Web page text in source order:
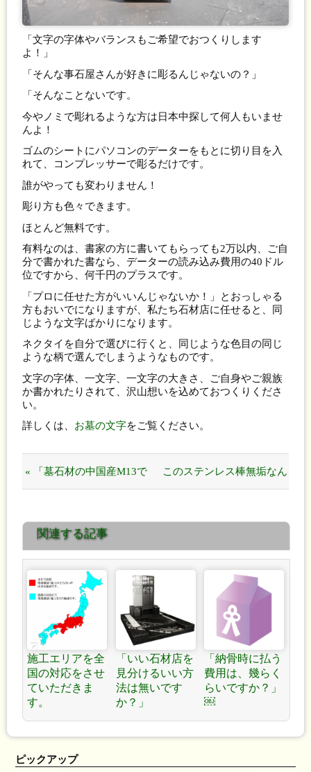
「文字の字体やバランスもご希望でおつくりします
よ！」
「そんな事石屋さんが好きに彫るんじゃないの？」
「そんなことないです。
今やノミで彫れるような方は日本中探して何人もいませ
んよ！
ゴムのシートにパソコンのデーターをもとに切り目を入
れて、コンプレッサーで彫るだけです。
誰がやっても変わりません！
彫り方も色々できます。
ほとんど無料です。
有料なのは、書家の方に書いてもらっても2万以内、ご自
分で書かれた書なら、データーの読み込み費用の40ドル
位ですから、何千円のプラスです。
「プロに任せた方がいいんじゃないか！」とおっしゃる
方もおいでになりますが、私たち石材店に任せると、同
じような文字ばかりになります。
ネクタイを自分で選びに行くと、同じような色目の同じ
ような柄で選んでしまうようなものです。
文字の字体、一文字、一文字の大きさ、ご自身やご親族
か書かれたりされて、沢山想いを込めておつくりくださ
い。
詳しくは、 お墓の文字をご覧ください。
« 「墓石材の中国産M13で
な～！」
このステンレス棒無垢なん
関連する記事
施工エリアを全
国の対応をさせ
ていただきま
す。
「いい石材店を
見分けるいい方
法は無いです
か？」
「納骨時に払う
費用は、幾らく
らいですか？」
￼
ピックアップ